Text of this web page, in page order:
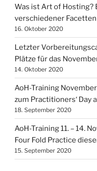
Was ist Art of Hosting?
verschiedener Facetten
16. Oktober 2020
Letzter
Plätze für das
14. Oktober 2020
AoH-Training
zum Practitioners‘ Day
18. September 2020
AoH-Training 11. – 14.
Four Fold Practice
15. September 2020